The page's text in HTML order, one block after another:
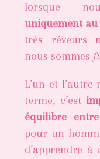
lorsque
uniquement
très rêveurs
nous sommes
L’un et
terme, c’est
équilibre
pour un
d’apprendre